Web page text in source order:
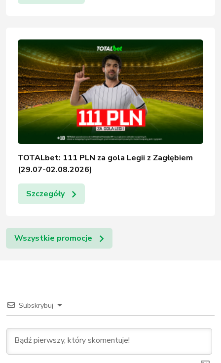
TOTALbet: 111 PLN za gola Legii z Zagłębiem
(29.07-02.08.2026)
Szczegóły
Wszystkie promocje
Subskrybuj